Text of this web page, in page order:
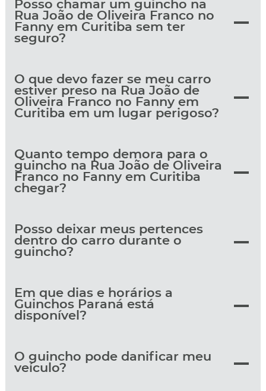
Posso chamar um guincho na
Rua João de Oliveira Franco no
Fanny em Curitiba sem ter
seguro?
O que devo fazer se meu carro
estiver preso na Rua João de
Oliveira Franco no Fanny em
Curitiba em um lugar perigoso?
Quanto tempo demora para o
guincho na Rua João de Oliveira
Franco no Fanny em Curitiba
chegar?
Posso deixar meus pertences
dentro do carro durante o
guincho?
Em que dias e horários a
Guinchos Paraná está
disponível?
O guincho pode danificar meu
veículo?